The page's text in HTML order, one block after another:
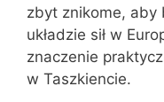
zbyt znikome, aby
układzie sił w
znaczenie
w Taszkiencie.